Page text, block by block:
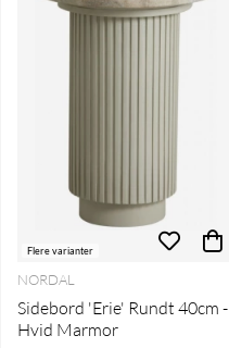
Flere varianter
NORDAL
Sidebord 'Erie' Rundt 40cm -
Hvid Marmor